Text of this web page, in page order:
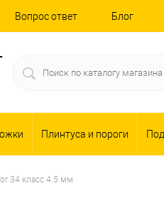
Вопрос ответ Блог
Плинтуса и пороги
34 класс 4.5 мм